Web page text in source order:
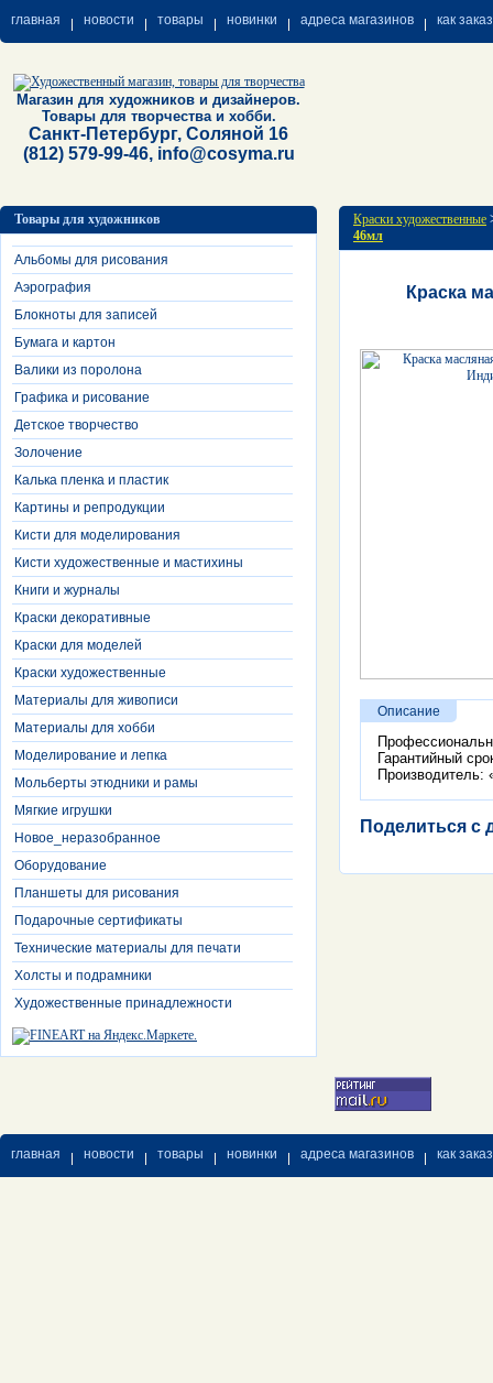
главная новости товары новинки адреса магазинов как
Магазин для художников и дизайнеров.
Товары для творчества и хобби.
Санкт-Петербург, Соляной 16
(812) 579-99-46, info@cosyma.ru
Товары для художников
Альбомы для рисования
Аэрография
Блокноты для записей
Бумага и картон
Валики из поролона
Графика и рисование
Детское творчество
Золочение
Калька пленка и пластик
Картины и репродукции
Кисти для моделирования
Кисти художественные и мастихины
Книги и журналы
Краски декоративные
Краски для моделей
Краски художественные
Материалы для живописи
Материалы для хобби
Моделирование и лепка
Мольберты этюдники и рамы
Мягкие игрушки
Новое_неразобранное
Оборудование
Планшеты для рисования
Подарочные сертификаты
Технические материалы для печати
Холсты и подрамники
Художественные принадлежности
Краски художественные
46мл
Краска
Описание
Гарантийный
Производитель:
Поделиться с
главная новости товары новинки адреса магазинов как